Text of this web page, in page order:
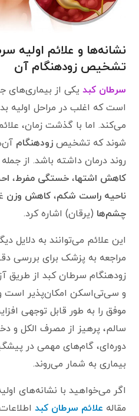
نشانه‌ها و علائم اولیه
تشخیص زودهنگام آن
سرطان کبد یکی از
است که اغلب در مراحل اولیه
می‌کند. اما با گذشت زمان،
شوند که تشخیص زودهنگام
روند درمان داشته باشد. از
کاهش اشتها،خستگی مفرط،
ناحیه راست شکم،کاهش وزن
چشم‌ها (یرقان) اشاره کرد.
این علائم می‌توانند به دلایل
مراجعه به پزشک برای
زودهنگام سرطان کبد از طریق
و سی‌تی‌اسکن امکان‌پذیر است
موفق را به طور قابل توجهی
سالم، پرهیز از مصرف الکل و
دوره‌ای، گام‌های مهمی در
بیماری به شمار می‌روند.
اگر می‌خواهید با نشانه‌های
مقاله علائم سرطان کبد